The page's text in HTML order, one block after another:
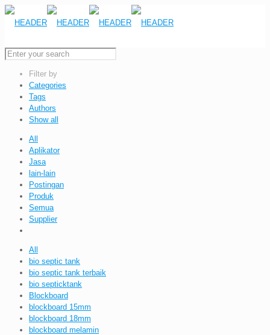
Filter by
Categories
Tags
Authors
Show all
All
Aplikator
Jasa
lain-lain
Postingan
Produk
Semua
Supplier
All
bio septic tank
bio septic tank terbaik
bio septicktank
Blockboard
blockboard 15mm
blockboard 18mm
blockboard melamin